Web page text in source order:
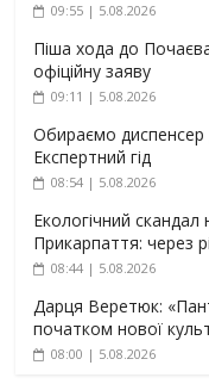
09:55 | 5.08.2026
Піша хода до
офіційну заяву
09:11 | 5.08.2026
Обираємо
Експертний гід
08:54 | 5.08.2026
Екологічний
Прикарпаття: через
08:44 | 5.08.2026
Дарця Веретюк:
початком нової
08:00 | 5.08.2026